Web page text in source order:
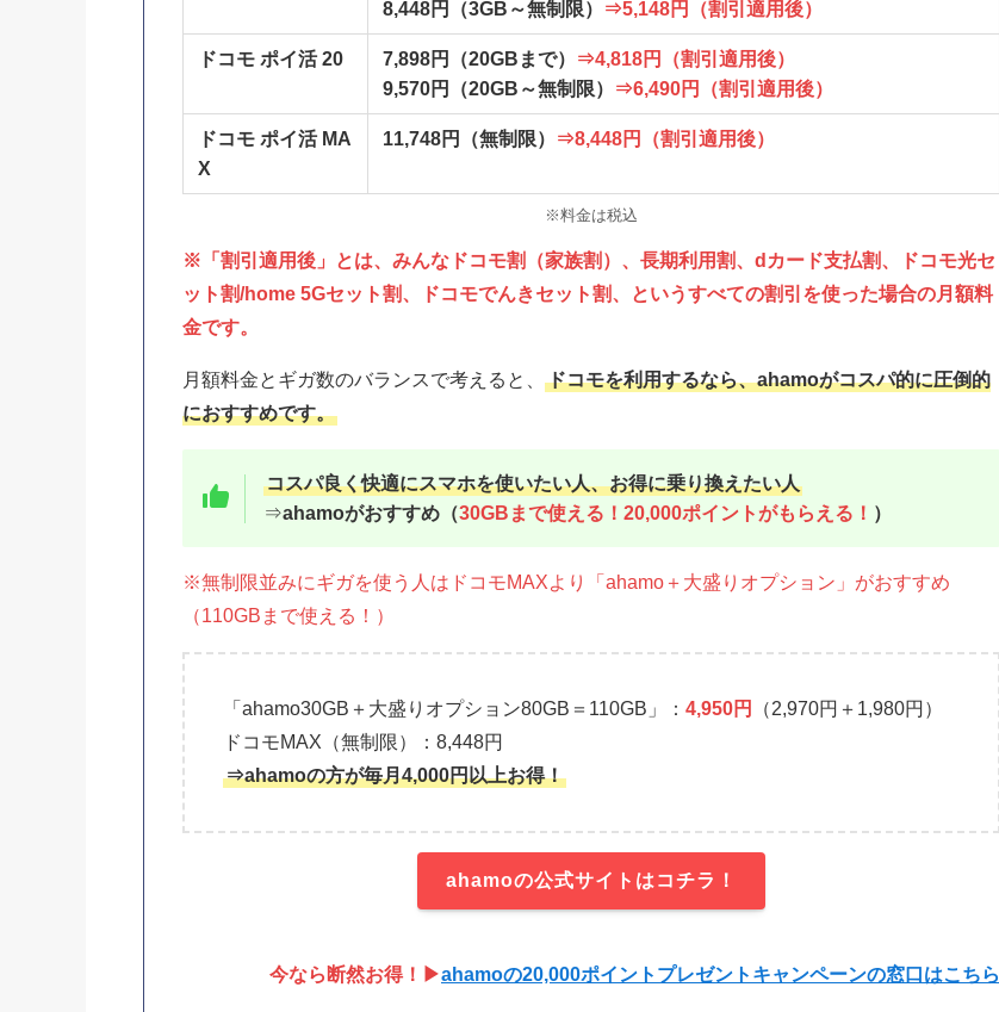
8,448円（3GB～無制限）
⇒5,148円（割引適用後）
ドコモ ポイ活 20 7,898円（20GBまで）
⇒4,818円（割引適用後）
9,570円（20GB～無制限）
⇒6,490円（割引適用後）
ドコモ ポイ活 MA
X
11,748円（無制限） ⇒8,448円（割引適用後）
※料金は税込
※「割引適用後」とは、みんなドコモ割（家族割）、長期利用割、dカード支払割、ドコモ光セ
ット割/home 5Gセット割、ドコモでんきセット割、というすべての割引を使った場合の月額料
金です。
月額料金とギガ数のバランスで考えると、
ドコモを利用するなら、ahamoがコスパ的に圧倒的
におすすめです。
コスパ良く快適にスマホを使いたい人、お得に乗り換えたい人
⇒ahamoがおすすめ（30GBまで使える！20,000ポイントがもらえる！ ）
※無制限並みにギガを使う人はドコモMAXより「ahamo＋大盛りオプション」がおすすめ
（110GBまで使える！）
「ahamo30GB＋大盛りオプション80GB＝110GB」： 4,950円
（2,970円＋1,980円）
ドコモMAX（無制限）：8,448円
⇒ahamoの方が毎月4,000円以上お得！
ahamoの公式サイトはコチラ！
今なら断然お得！▶ahamoの20,000ポイントプレゼントキャンペーンの窓口はこちら